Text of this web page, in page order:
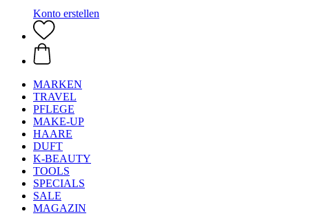
Konto erstellen
MARKEN
TRAVEL
PFLEGE
MAKE-UP
HAARE
DUFT
K-BEAUTY
TOOLS
SPECIALS
SALE
MAGAZIN